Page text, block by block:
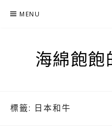
MENU
海綿飽飽
標籤: 日本和牛